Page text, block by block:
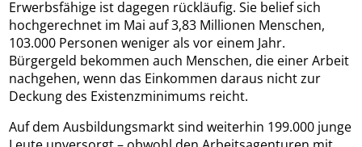
Erwerbsfähige ist dagegen rückläufig. Sie belief sich
hochgerechnet im Mai auf 3,83 Millionen Menschen,
103.000 Personen weniger als vor einem Jahr.
Bürgergeld bekommen auch Menschen, die einer Arbeit
nachgehen, wenn das Einkommen daraus nicht zur
Deckung des Existenzminimums reicht.
Auf dem Ausbildungsmarkt sind weiterhin 199.000 junge